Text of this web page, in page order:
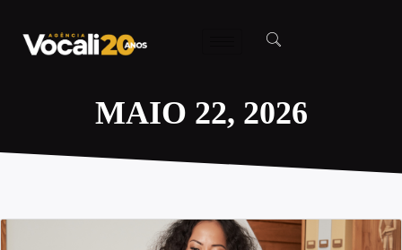
MAIO 22, 2026